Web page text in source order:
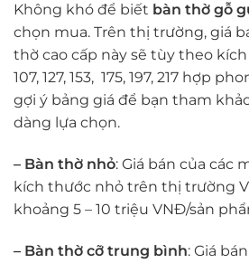
Không khó để biết bàn thờ gỗ
chọn mua. Trên thị trường, giá
thờ cao cấp này sẽ tùy theo
107, 127, 153, 175, 197, 217 hợp
gợi ý bảng giá để bạn tham
dàng lựa chọn.
– Bàn thờ nhỏ: Giá bán của các
kích thước nhỏ trên thị trường
khoảng 5 – 10 triệu VNĐ/sản
– Bàn thờ cỡ trung bình: Giá